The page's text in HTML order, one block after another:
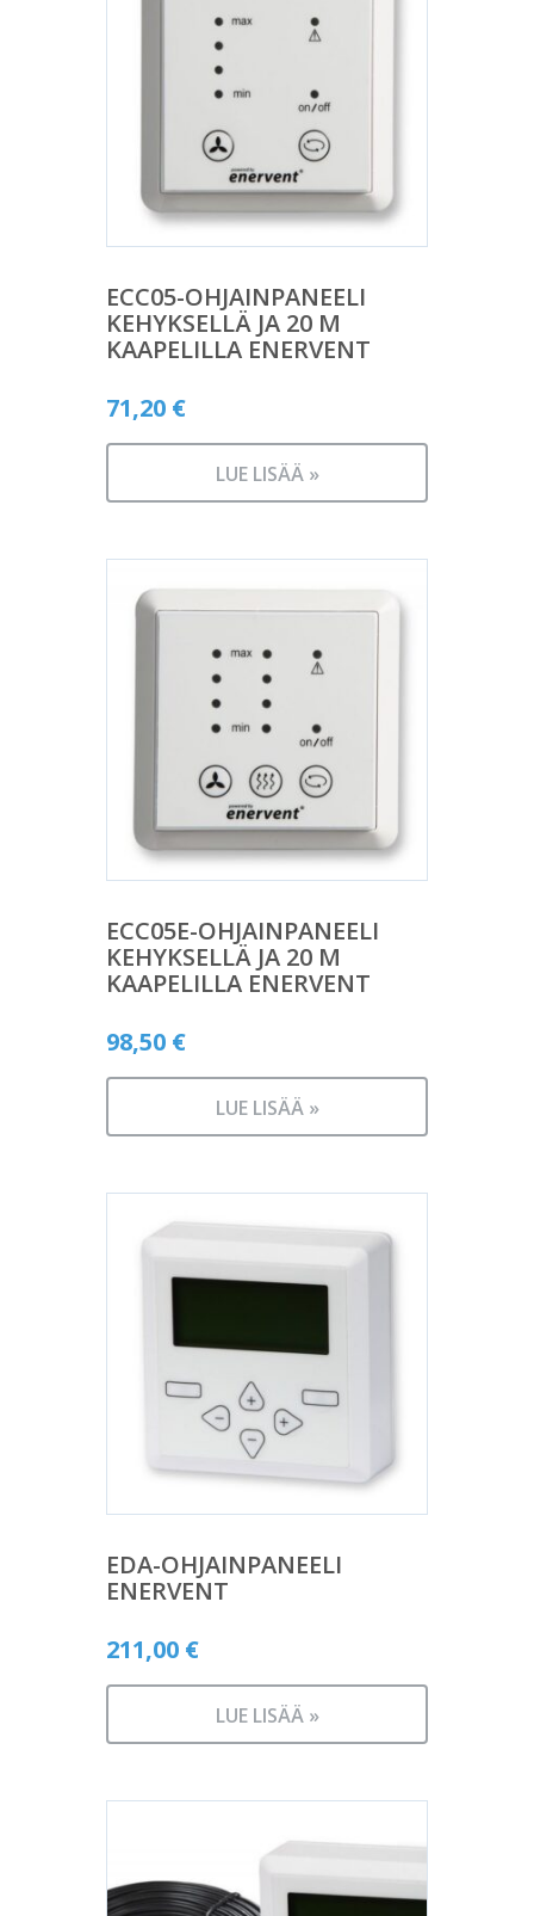
ECC05-OHJAINPANEELI
KEHYKSELLÄ JA 20 M
KAAPELILLA ENERVENT
71,20 €
LUE LISÄÄ »
ECC05E-OHJAINPANEELI
KEHYKSELLÄ JA 20 M
KAAPELILLA ENERVENT
98,50 €
LUE LISÄÄ »
EDA-OHJAINPANEELI
ENERVENT
211,00 €
LUE LISÄÄ »